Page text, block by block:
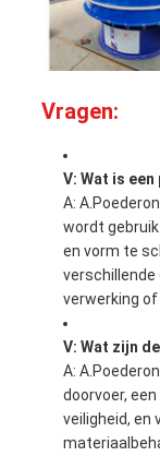
Vragen:
V: Wat is
A: A.
wordt
en vorm te
verwerking of
V: Wat zijn
A: A.
doorvoer,
veiligheid, en